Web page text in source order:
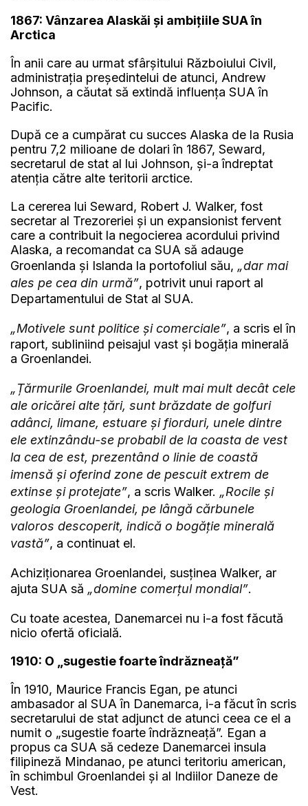
1867: Vânzarea Alaskăi și ambițiile SUA în
Arctica
În anii care au urmat sfârșitului Războiului Civil,
administrația președintelui de atunci, Andrew
Johnson, a căutat să extindă influența SUA în
Pacific.
După ce a cumpărat cu succes Alaska de la Rusia
pentru 7,2 milioane de dolari în 1867, Seward,
secretarul de stat al lui Johnson, și-a îndreptat
atenția către alte teritorii arctice.
La cererea lui Seward, Robert J. Walker, fost
secretar al Trezoreriei și un expansionist fervent
care a contribuit la negocierea acordului privind
Alaska, a recomandat ca SUA să adauge
Groenlanda și Islanda la portofoliul său, „dar mai
ales pe cea din urmă”, potrivit unui raport al
Departamentului de Stat al SUA.
„Motivele sunt politice și comerciale”, a scris el în
raport, subliniind peisajul vast și bogăția minerală
a Groenlandei.
„Țărmurile Groenlandei, mult mai mult decât cele
ale oricărei alte țări, sunt brăzdate de golfuri
adânci, limane, estuare și fiorduri, unele dintre
ele extinzându-se probabil de la coasta de vest
la cea de est, prezentând o linie de coastă
imensă și oferind zone de pescuit extrem de
extinse și protejate”, a scris Walker. „Rocile și
geologia Groenlandei, pe lângă cărbunele
valoros descoperit, indică o bogăție minerală
vastă”, a continuat el.
Achiziționarea Groenlandei, susținea Walker, ar
ajuta SUA să „domine comerțul mondial”.
Cu toate acestea, Danemarcei nu i-a fost făcută
nicio ofertă oficială.
1910: O „sugestie foarte îndrăzneață”
În 1910, Maurice Francis Egan, pe atunci
ambasador al SUA în Danemarca, i-a făcut în scris
secretarului de stat adjunct de atunci ceea ce el a
numit o „sugestie foarte îndrăzneață”. Egan a
propus ca SUA să cedeze Danemarcei insula
filipineză Mindanao, pe atunci teritoriu american,
în schimbul Groenlandei și al Indiilor Daneze de
Vest.